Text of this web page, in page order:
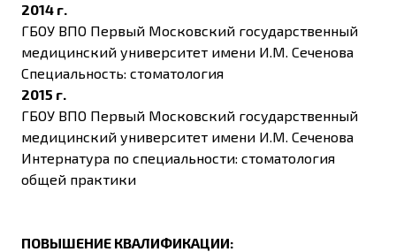
2014 г.
ГБОУ ВПО Первый Московский государственный
медицинский университет имени И.М. Сеченова
Специальность: стоматология
2015 г.
ГБОУ ВПО Первый Московский государственный
медицинский университет имени И.М. Сеченова
Интернатура по специальности: стоматология
общей практики
ПОВЫШЕНИЕ КВАЛИФИКАЦИИ: